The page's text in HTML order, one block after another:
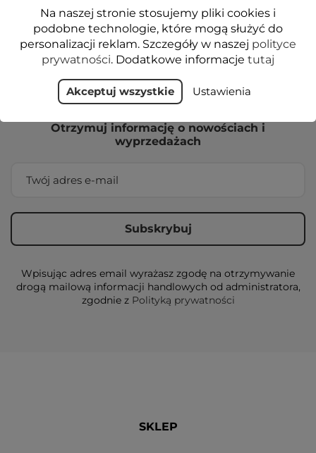
NEWSLETTER
Otrzymuj informację o nowościach i
wyprzedażach
Wpisując adres email wyrażasz zgodę na otrzymywanie
drogą mailową informacji handlowych od administratora,
zgodnie z Polityką prywatności
SKLEP
Na naszej stronie stosujemy pliki cookies i
podobne technologie, które mogą służyć do
personalizacji reklam. Szczegóły w naszej polityce
prywatności. Dodatkowe informacje tutaj
Akceptuj wszystkie Ustawienia